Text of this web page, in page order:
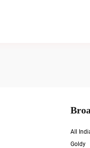
All
Goldy